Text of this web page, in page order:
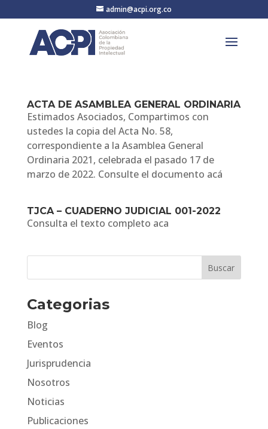
admin@acpi.org.co
ACTA DE ASAMBLEA GENERAL ORDINARIA
Estimados Asociados, Compartimos con
ustedes la copia del Acta No. 58,
correspondiente a la Asamblea General
Ordinaria 2021, celebrada el pasado 17 de
marzo de 2022. Consulte el documento acá
TJCA – CUADERNO JUDICIAL 001-2022
Consulta el texto completo aca
Categorias
Blog
Eventos
Jurisprudencia
Nosotros
Noticias
Publicaciones